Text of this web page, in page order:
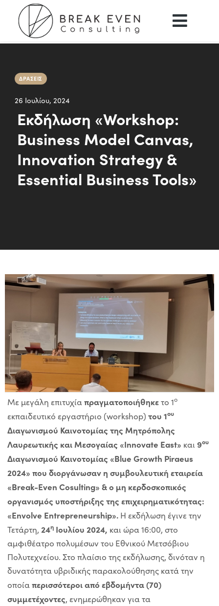
ΔΡΆΣΕΙΣ
26 Ιουλίου, 2024
Εκδήλωση «Workshop:
Business Model Canvas,
Innovation Strategy &
Essential Business Tools»
Με μεγάλη επιτυχίαπραγματοποιήθηκετο 1ο
εκπαιδευτικό εργαστήριο (workshop) του 1ου
Διαγωνισμού Καινοτομίας της Μητρόπολης
Λαυρεωτικής και Μεσογαίας «Innovate East» και 9ου
Διαγωνισμού Καινοτομίας «Blue Growth Piraeus
2024» που διοργάνωσαν η συμβουλευτική εταιρεία
«Break-Even Cosulting» &o μη κερδοσκοπικός
οργανισμός υποστήριξης της επιχειρηματικότητας:
«Envolve Entrepreneurship». Η εκδήλωση έγινε την
Τετάρτη, 24η Ιουλίου 2024, και ώρα 16:00, στο
αμφιθέατρο πολυμέσων του Εθνικού Μετσόβιου
Πολυτεχνείου. Στο πλαίσιο της εκδήλωσης, δινόταν η
δυνατότητα υβριδικής παρακολούθησης κατά την
οποίαπερισσότεροι από εβδομήντα (70)
συμμετέχοντες, ενημερώθηκαν για τα